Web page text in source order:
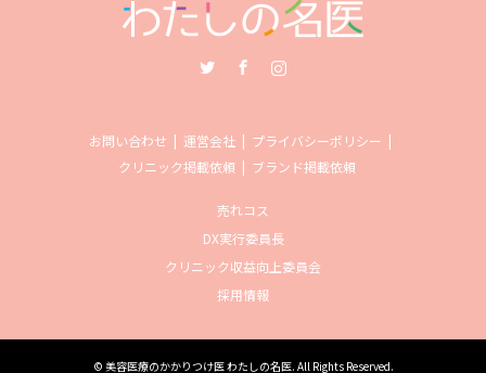
お問い合わせ 運営会社
プライバシーポリシー
クリニック掲載依頼
ブランド掲載依頼
売れコス
DX実行委員長
クリニック収益向上委員会
採用情報
© 美容医療のかかりつけ医 わたしの名医. All Rights Reserved.